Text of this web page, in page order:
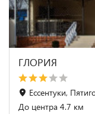
ГЛОРИЯ
Ессентуки,
До центра 4.7 км